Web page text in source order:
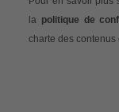
la politique de
charte des contenus